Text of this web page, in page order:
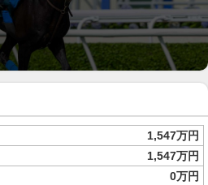
1,547万円
1,547万円
0万円